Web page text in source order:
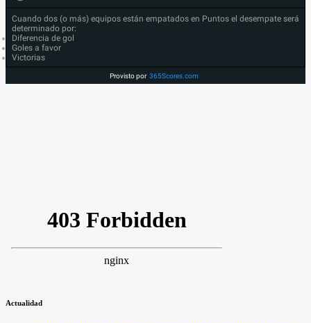
Cuando dos (o más) equipos están empatados en Puntos el desempate será
determinado por:
Diferencia de gol
Goles a favor
Victorias
Provisto por 365Scores.com
Actualidad